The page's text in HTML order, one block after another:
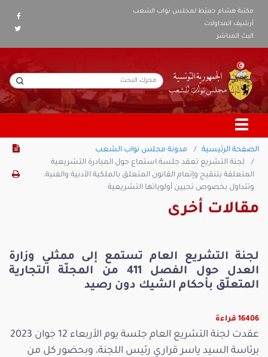
مكتبة هشام جعيّط لمجلس نواب الشعب
أرشيف المداولات
البث المباشر
الصفحة الرئيسية
مدونة مجلس نواب الشعب
لجنة التشريع تعقد جلسة استماع حول المبادرة التشريعية
المتعلقة بتنقيح وإتمام القانون المتعلق بالملكية الأدبية والفنية،
وتتداول بخصوص تحيين أولوياتها التشريعية
مقالات أخرى
لجنة التشريع العام تستمع إلى ممثلي وزارة
العدل حول الفصل 411 من المجلّة التجارية
المتعلّق بأحكام الشيك دون رصيد
16406 قراءة
عقدت لجنة التشريع العام جلسة يوم الأربعاء 12 جوان 2023
برئاسة السيد ياسر قراري رئيس اللجنة، وبحضور كل من